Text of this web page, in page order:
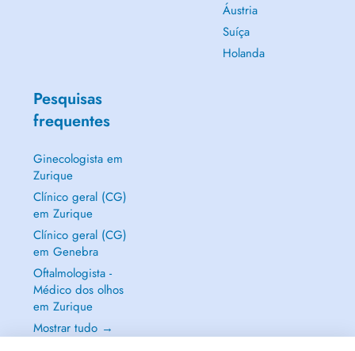
Áustria
Suíça
Holanda
Pesquisas
frequentes
Ginecologista em
Zurique
Clínico geral (CG)
em Zurique
Clínico geral (CG)
em Genebra
Oftalmologista -
Médico dos olhos
em Zurique
Mostrar tudo →